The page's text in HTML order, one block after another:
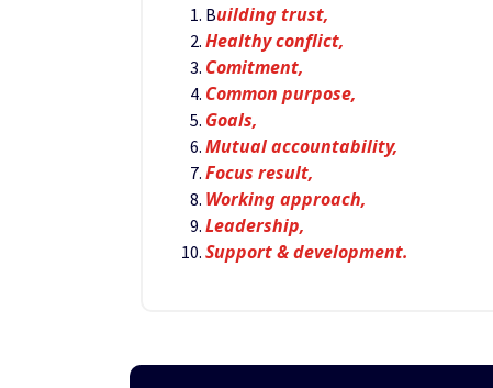
Building trust,
Healthy conflict,
Comitment,
Common purpose,
Goals,
Mutual accountability,
Focus result,
Working approach,
Leadership,
Support & development.